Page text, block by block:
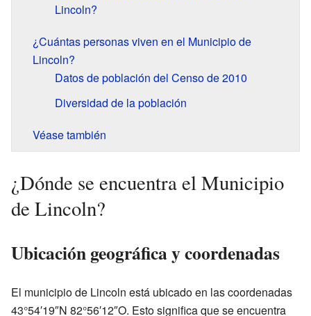
Lincoln?
¿Cuántas personas viven en el Municipio de
Lincoln?
Datos de población del Censo de 2010
Diversidad de la población
Véase también
¿Dónde se encuentra el Municipio
de Lincoln?
Ubicación geográfica y coordenadas
El municipio de Lincoln está ubicado en las coordenadas
43°54′19″N 82°56′12″O. Esto significa que se encuentra